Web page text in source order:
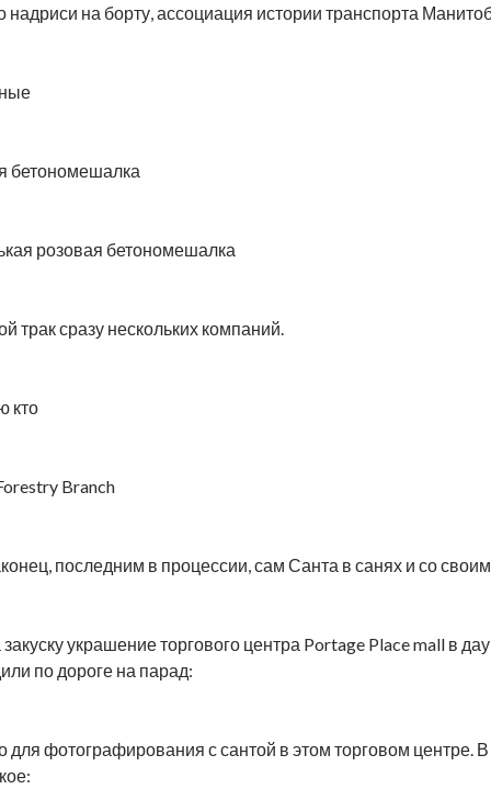
надриси на борту, ассоциация истории транспорта
бетономешалка
розовая бетономешалка
трак сразу нескольких компаний.
кто
Branch
последним в процессии, сам Санта в санях и со
украшение торгового центра Portage Place mall в
по дороге на парад:
для фотографирования с сантой в этом торговом центре.